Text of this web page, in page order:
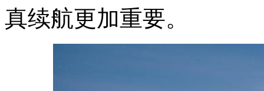
真续航更加重要。